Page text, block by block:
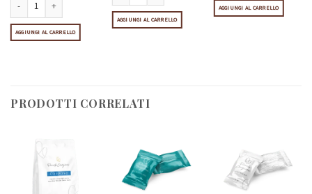
Cappuccino Rosa | Compatibili Lavazza A Modo Mio | 10 Capsule quantità
AGGIUNGI AL CARRELLO
Cioccolato Senza Zucchero | Compatibili Lavazza A
AGGIUNGI AL CARRELLO
AGGIUNGI AL CARRELLO
PRODOTTI CORRELATI